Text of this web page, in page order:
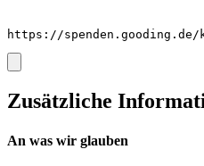
https://spenden.gooding.de/
Zusätzliche
An was wir glauben